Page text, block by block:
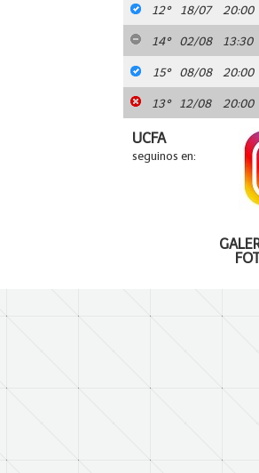
12° 18/07 20:00
14° 02/08 13:30
15° 08/08 20:00
13° 12/08 20:00
UCFA
seguinos en: